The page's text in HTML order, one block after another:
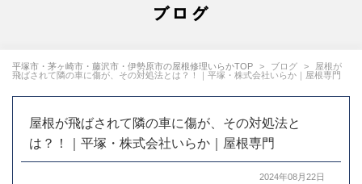
ブログ
平塚市・茅ヶ崎市・藤沢市・伊勢原市の屋根修理いらかTOP ブログ
屋根が
飛ばされて隣の車に傷が、その対処法とは？！｜平塚・株式会社いらか｜屋根専門
屋根が飛ばされて隣の車に傷が、その対処法と
は？！｜平塚・株式会社いらか｜屋根専門
2024年08月22日